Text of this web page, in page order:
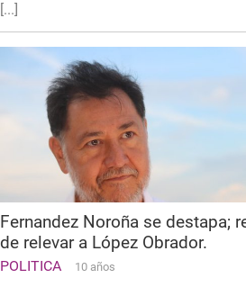
[...]
Fernandez Noroña se destapa;
de relevar a López Obrador.
POLITICA 10 años